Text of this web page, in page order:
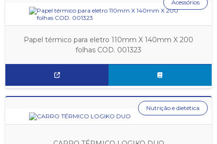
Papel térmico para eletro 110mm X 140mm X 200
folhas COD. 001323
Acessórios
Nutrição e dietética